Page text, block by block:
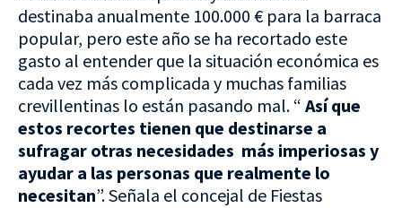
destinaba anualmente 100.000 € para la barraca
popular, pero este año se ha recortado este
gasto al entender que la situación económica es
cada vez más complicada y muchas familias
crevillentinas lo están pasando mal. “ Así que
estos recortes tienen que destinarse a
sufragar otras necesidades más imperiosas y
ayudar a las personas que realmente lo
necesitan”. Señala el concejal de Fiestas